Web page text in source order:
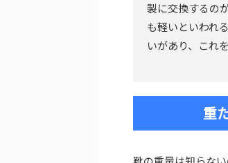
製に交換するの
も軽いといわれ
いがあり、これ
重